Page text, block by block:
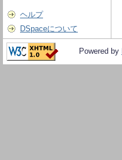
ヘルプ
DSpaceについて
Powered by